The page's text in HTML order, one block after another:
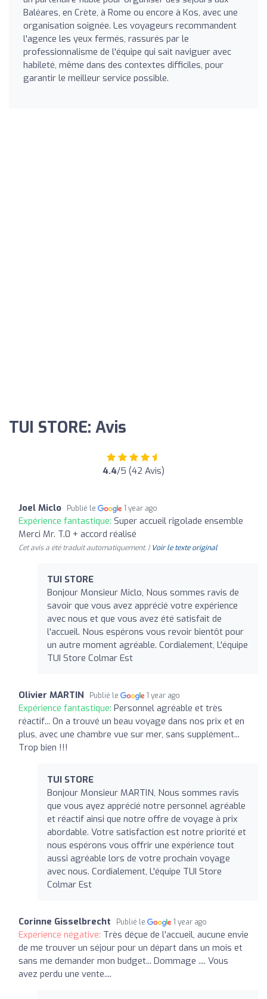
Baléares, en Crète, à Rome ou encore à Kos, avec une
organisation soignée. Les voyageurs recommandent
l'agence les yeux fermés, rassurés par le
professionnalisme de l'équipe qui sait naviguer avec
habileté, même dans des contextes difficiles, pour
garantir le meilleur service possible.
TUI STORE: Avis
4.4/5 (42 Avis)
Joel Miclo Publié le 1 year ago
Expérience fantastique: Super accueil rigolade ensemble
Merci Mr. T.0 + accord réalisé
Cet avis a été traduit automatiquement. | Voir le texte original
TUI STORE
Bonjour Monsieur Miclo, Nous sommes ravis de
savoir que vous avez apprécié votre expérience
avec nous et que vous avez été satisfait de
l'accueil. Nous espérons vous revoir bientôt pour
un autre moment agréable. Cordialement, L'équipe
TUI Store Colmar Est
Olivier MARTIN Publié le 1 year ago
Expérience fantastique: Personnel agréable et très
réactif... On a trouvé un beau voyage dans nos prix et en
plus, avec une chambre vue sur mer, sans supplément...
Trop bien !!!
TUI STORE
Bonjour Monsieur MARTIN, Nous sommes ravis
que vous ayez apprécié notre personnel agréable
et réactif ainsi que notre offre de voyage à prix
abordable. Votre satisfaction est notre priorité et
nous espérons vous offrir une expérience tout
aussi agréable lors de votre prochain voyage
avec nous. Cordialement, L'équipe TUI Store
Colmar Est
Corinne Gisselbrecht Publié le 1 year ago
Expérience négative: Très déçue de l'accueil, aucune envie
de me trouver un séjour pour un départ dans un mois et
sans me demander mon budget... Dommage .... Vous
avez perdu une vente....